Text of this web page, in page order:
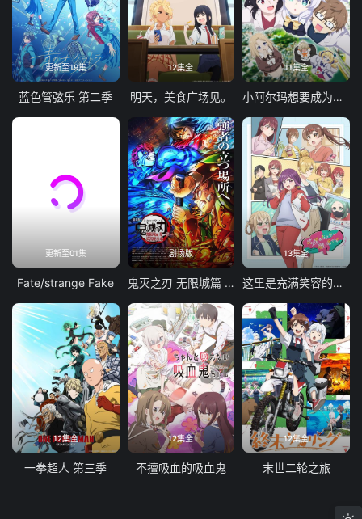
更新至19集
蓝色管弦乐 第二季
12集全
明天，美食广场见。
11集全
小阿尔玛想要成为家人
更新至01集
Fate/strange Fake
剧场版
鬼灭之刃 无限城篇 第一章 猗窝座再袭
13集全
这里是充满笑容的职场。
12集全
一拳超人 第三季
12集全
不擅吸血的吸血鬼
12集全
末世二轮之旅